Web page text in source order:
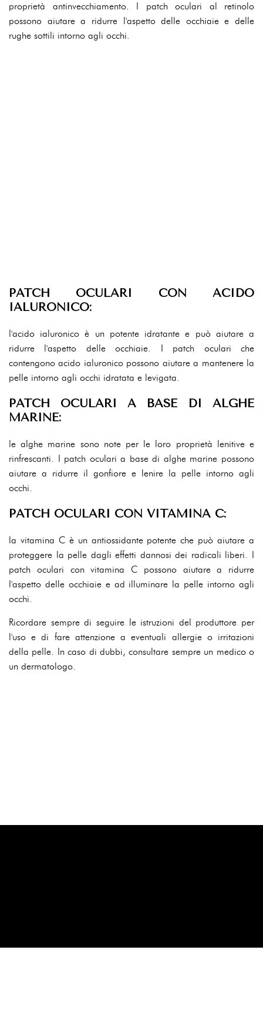
proprietà antinvecchiamento. I patch oculari al retinolo
possono aiutare a ridurre l'aspetto delle occhiaie e delle
rughe sottili intorno agli occhi.
PATCH OCULARI CON ACIDO
IALURONICO:
l'acido ialuronico è un potente idratante e può aiutare a
ridurre l'aspetto delle occhiaie. I patch oculari che
contengono acido ialuronico possono aiutare a mantenere la
pelle intorno agli occhi idratata e levigata.
PATCH OCULARI A BASE DI ALGHE
MARINE:
le alghe marine sono note per le loro proprietà lenitive e
rinfrescanti. I patch oculari a base di alghe marine possono
aiutare a ridurre il gonfiore e lenire la pelle intorno agli
occhi.
PATCH OCULARI CON VITAMINA C:
la vitamina C è un antiossidante potente che può aiutare a
proteggere la pelle dagli effetti dannosi dei radicali liberi. I
patch oculari con vitamina C possono aiutare a ridurre
l'aspetto delle occhiaie e ad illuminare la pelle intorno agli
occhi.
Ricordare sempre di seguire le istruzioni del produttore per
l'uso e di fare attenzione a eventuali allergie o irritazioni
della pelle. In caso di dubbi, consultare sempre un medico o
un dermatologo.